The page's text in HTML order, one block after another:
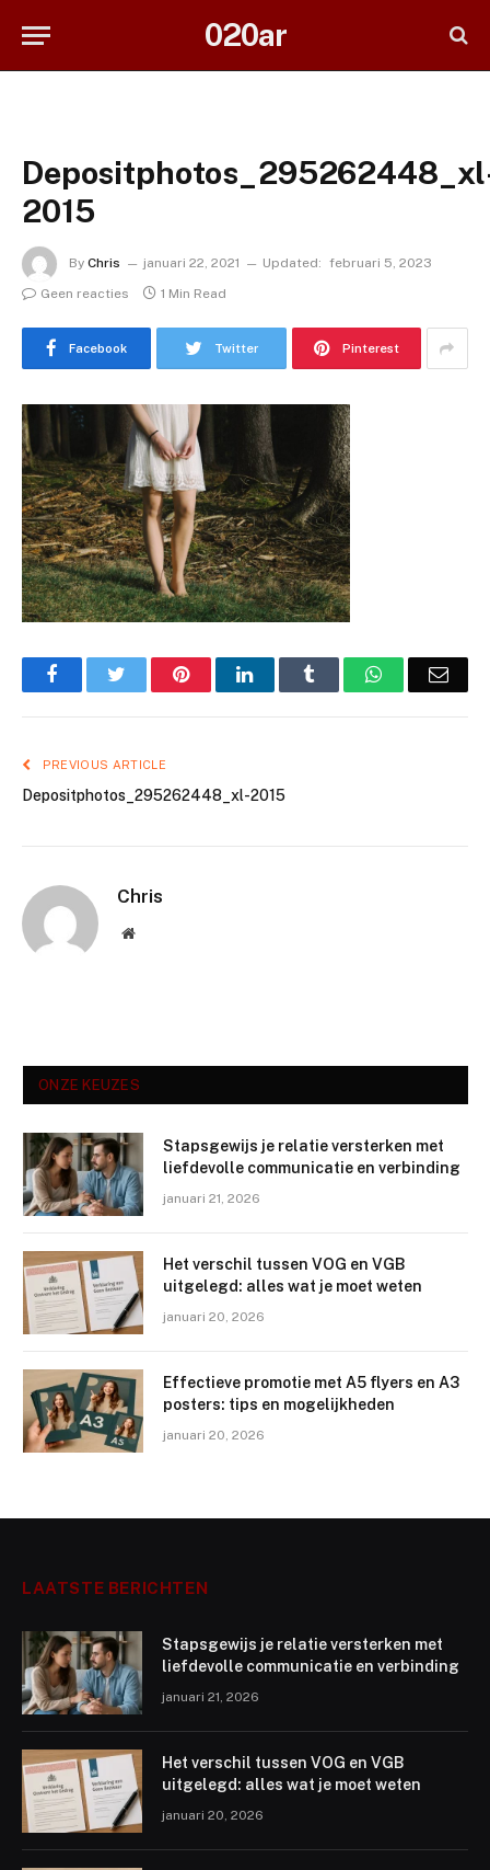
020ar
2015
By Chris januari 22, 2021 Updated: februari 5, 2023
Geen reacties
1 Min Read
Facebook Twitter Pinterest
FacebookTwitter PinterestLinkedIn Tumblr WhatsApp
PREVIOUS ARTICLE
Depositphotos_295262448_xl-2015
Chris
Website
ONZE KEUZES
Stapsgewijs je relatie versterken met
liefdevolle communicatie en verbinding
januari 21, 2026
Het verschil tussen VOG en VGB
uitgelegd: alles wat je moet weten
januari 20, 2026
Effectieve promotie met A5 flyers en A3
posters: tips en mogelijkheden
januari 20, 2026
LAATSTE BERICHTEN
Stapsgewijs je relatie versterken met
liefdevolle communicatie en verbinding
januari 21, 2026
Het verschil tussen VOG en VGB
uitgelegd: alles wat je moet weten
januari 20, 2026